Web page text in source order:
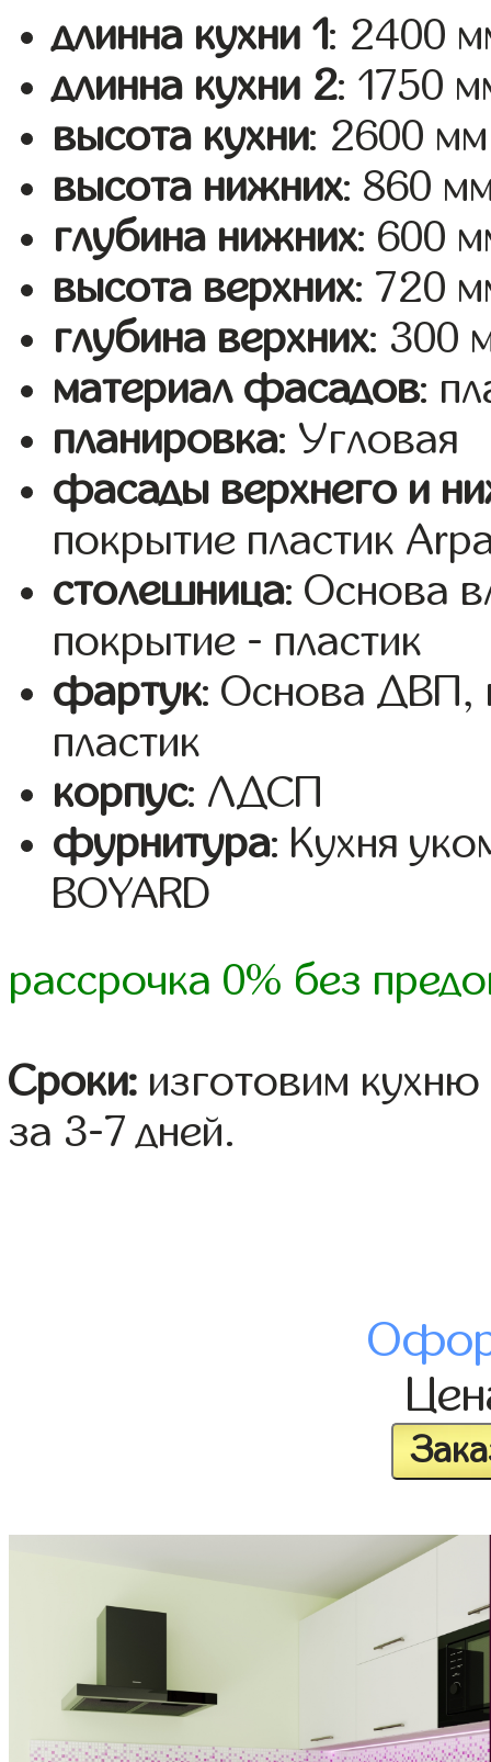
длинна кухни 1: 2400
длинна кухни 2: 1750
высота кухни: 2600 мм
высота нижних: 860
глубина нижних: 600
высота верхних: 720
глубина верхних: 300
материал фасадов:
планировка: Угловая
фасады верхнего и
покрытие пластик
столешница: Основа
покрытие - пластик
фартук: Основа ДВП,
пластик
корпус: ЛДСП
фурнитура: Кухня
BOYARD
рассрочка 0% без
Сроки: изготовим
за 3-7 дней.